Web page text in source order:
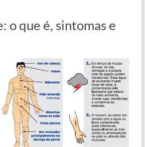
o que é, sintomas e